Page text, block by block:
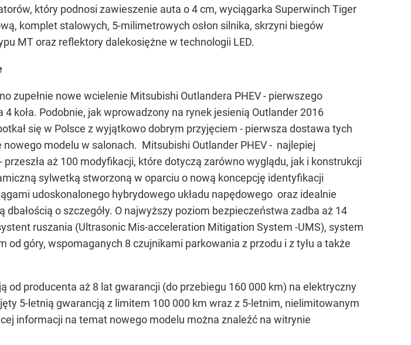
który podnosi zawieszenie auta o 4 cm, wyciągarka Superwinch Tiger
komplet stalowych, 5-milimetrowych osłon silnika, skrzyni biegów
MT oraz reflektory dalekosiężne w technologii LED.
zupełnie nowe wcielenie Mitsubishi Outlandera PHEV - pierwszego
koła. Podobnie, jak wprowadzony na rynek jesienią Outlander 2016
się w Polsce z wyjątkowo dobrym przyjęciem - pierwsza dostawa tych
modelu w salonach. Mitsubishi Outlander PHEV - najlepiej
aż 100 modyfikacji, które dotyczą zarówno wyglądu, jak i konstrukcji
sylwetką stworzoną w oparciu o nową koncepcję identyfikacji
udoskonalonego hybrydowego układu napędowego oraz idealnie
o szczegóły. O najwyższy poziom bezpieczeństwa zadba aż 14
ruszania (Ultrasonic Mis-acceleration Mitigation System -UMS), system
góry, wspomaganych 8 czujnikami parkowania z przodu i z tyłu a także
od producenta aż 8 lat gwarancji (do przebiegu 160 000 km) na elektryczny
5-letnią gwarancją z limitem 100 000 km wraz z 5-letnim, nielimitowanym
informacji na temat nowego modelu można znaleźć na witrynie